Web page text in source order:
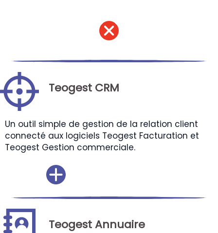
Teogest CRM
Un outil simple de gestion de la relation client
connecté aux logiciels Teogest Facturation et
Teogest Gestion commerciale.
Teogest Annuaire